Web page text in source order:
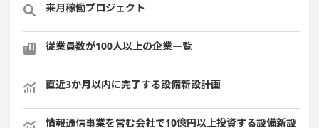
来月稼働プロジェクト
従業員数が100人以上の企業一覧
直近3か月以内に完了する設備新設計画
情報通信事業を営む会社で10億円以上投資する設備新設